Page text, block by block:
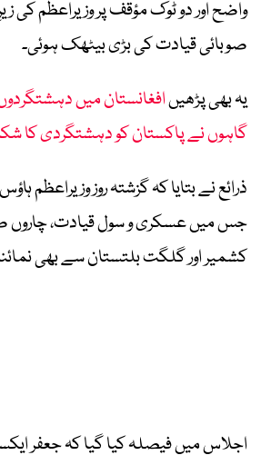
واضح اور دو ٹوک مؤقف پر وزیراعظم کی
صوبائی قیادت کی بڑی بیٹھک ہوئی۔
یہ بھی پڑھیںافغانستان میں
گاہوں نے پاکستان کو دہشتگردی کا
ذرائع نے بتایا کہ گزشتہ روز وزیراعظم
جس میں عسکری و سول قیادت، چاروں
کشمیر اور گلگت بلتستان سے بھی
اجلاس میں فیصلہ کیا گیا کہ جعفر